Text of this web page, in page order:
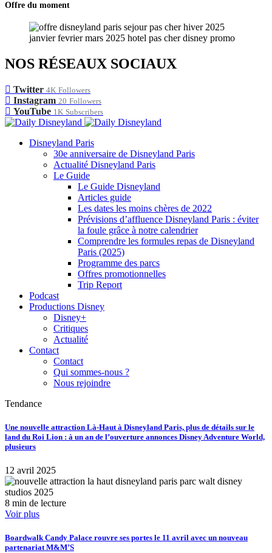
Offre du moment
NOS RÉSEAUX SOCIAUX
Twitter 4K Followers
Instagram 20 Followers
YouTube 1K Subscribers
Disneyland Paris
30e anniversaire de Disneyland Paris
Actualité Disneyland Paris
Le Guide
Le Guide Disneyland
Articles guide
Les dates les moins chères de 2022
Prévisions d’affluence Disneyland Paris : éviter
la foule grâce à notre calendrier
Comprendre les formules repas de Disneyland
Paris (2025)
Programme des parcs
Offres promotionnelles
Trip Report
Podcast
Productions Disney
Disney+
Critiques
Actualité
Contact
Contact
Qui sommes-nous ?
Nous rejoindre
Tendance
Une nouvelle attraction Là-Haut à Disneyland Paris, plus de détails sur le
land du Roi Lion : à un an de l’ouverture annonces Disney Adventure World,
plusieurs
12 avril 2025
8 min de lecture
Voir plus
Boardwalk Candy Palace rouvre ses portes le 11 avril avec un nouveau
partenariat M&M’S